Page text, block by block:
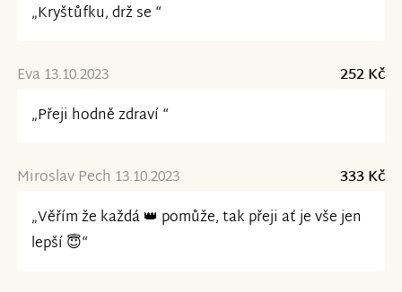
„Kryštůfku, drž se “
Eva 13.10.2023
252 Kč
„Přeji hodně zdraví “
Miroslav Pech 13.10.2023
333 Kč
„Věřím že každá 👑 pomůže, tak přeji ať je vše jen
lepší 😇“